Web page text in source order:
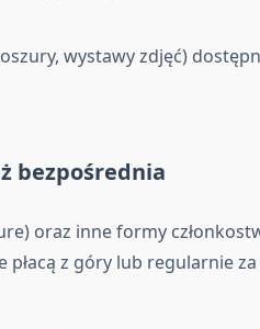
wystawy zdjęć)
bezpośrednia
oraz inne formy
z góry lub regularnie